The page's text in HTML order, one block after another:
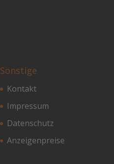
Sonstige
Kontakt
Impressum
Datenschutz
Anzeigenpreise